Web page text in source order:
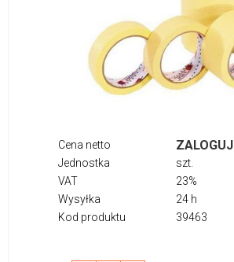
Cena netto ZALOGUJ
Jednostka
szt.
VAT
23%
Wysyłka
24 h
Kod produktu
39463